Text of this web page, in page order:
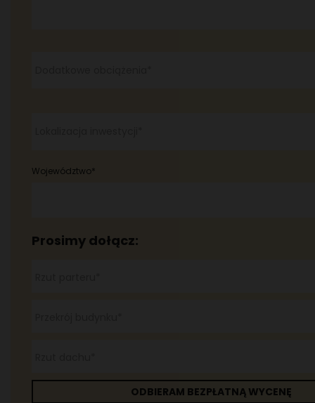
Województwo*
Prosimy dołącz:
ODBIERAM BEZPŁATNĄ WYCENĘ